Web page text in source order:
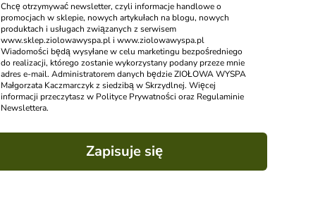
Chcę otrzymywać newsletter, czyli informacje handlowe o
promocjach w sklepie, nowych artykułach na blogu, nowych
produktach i usługach związanych z serwisem
www.sklep.ziolowawyspa.pl i www.ziolowawyspa.pl
Wiadomości będą wysyłane w celu marketingu bezpośredniego
do realizacji, którego zostanie wykorzystany podany przeze mnie
adres e-mail. Administratorem danych będzie ZIOŁOWA WYSPA
Małgorzata Kaczmarczyk z siedzibą w Skrzydlnej. Więcej
informacji przeczytasz w Polityce Prywatności oraz Regulaminie
Newslettera.
Zapisuje się